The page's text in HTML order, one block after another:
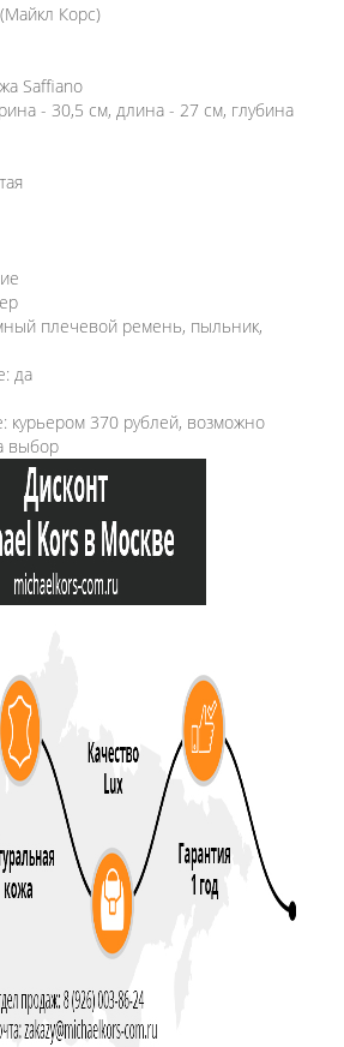
Корс)
Saffianо
- 30,5 см, длина - 27 см, глубина
плечевой ремень, пыльник,
да
курьером 370 рублей, возможно
выбор